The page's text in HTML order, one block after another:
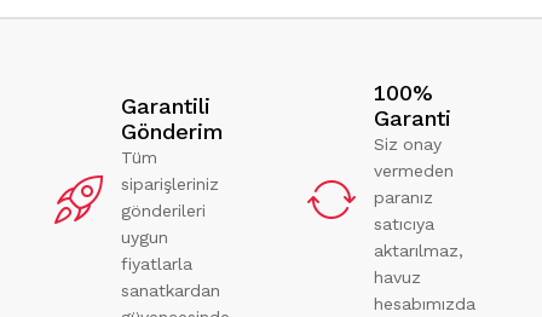
Garantili
Gönderim
Tüm
siparişleriniz
gönderileri
uygun
fiyatlarla
sanatkardan
100%
Garanti
Siz onay
vermeden
paranız
satıcıya
aktarılmaz,
havuz
hesabımızda